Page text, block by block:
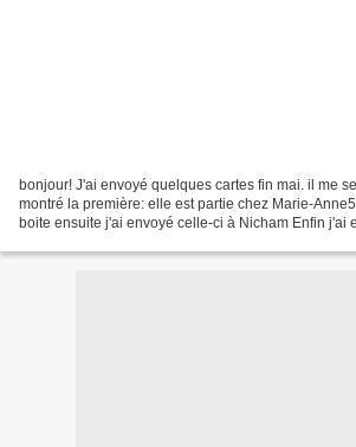
bonjour! J'ai envoyé quelques cartes fin mai. il me
montré la première: elle est partie chez Marie-
boite ensuite j'ai envoyé celle-ci à Nicham Enfin j'ai